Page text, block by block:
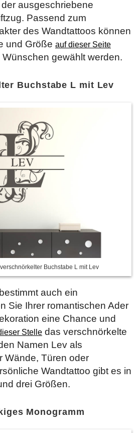
ausgeschriebene
Passend zum
des Wandtattoos können
und Größe auf dieser Seite
gewählt werden.
Buchstabe L mit Lev
Buchstabe L mit Lev
auch ein
Sie Ihrer romantischen Ader
eine Chance und
Stelle das verschnörkelte
Namen Lev als
Wände, Türen oder
Wandtattoo gibt es in
drei Größen.
Monogramm